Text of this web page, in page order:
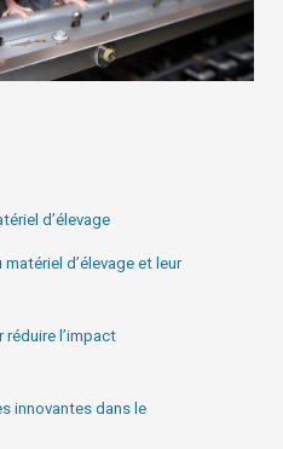
d’élevage
d’élevage et leur
l’impact
innovantes dans le